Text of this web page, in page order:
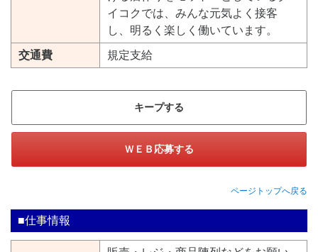
イコクでは、みんな元気よく接客
し、明るく楽しく働いています。
交通費 規定支給
キープする
ＷＥＢ応募する
ページトップへ戻る
■仕事情報